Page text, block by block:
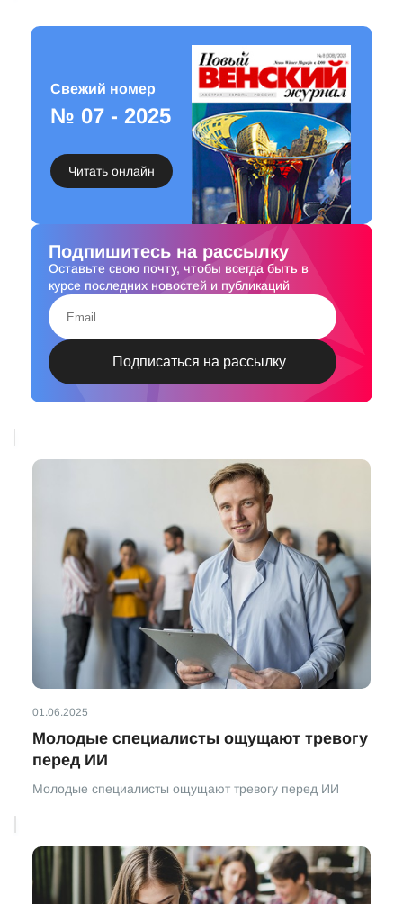
Свежий номер
№ 07 - 2025
Читать онлайн
Подпишитесь на рассылку
Оставьте свою почту, чтобы всегда быть в
курсе последних новостей и публикаций
01.06.2025
Молодые специалисты ощущают тревогу
перед ИИ
Молодые специалисты ощущают тревогу перед ИИ